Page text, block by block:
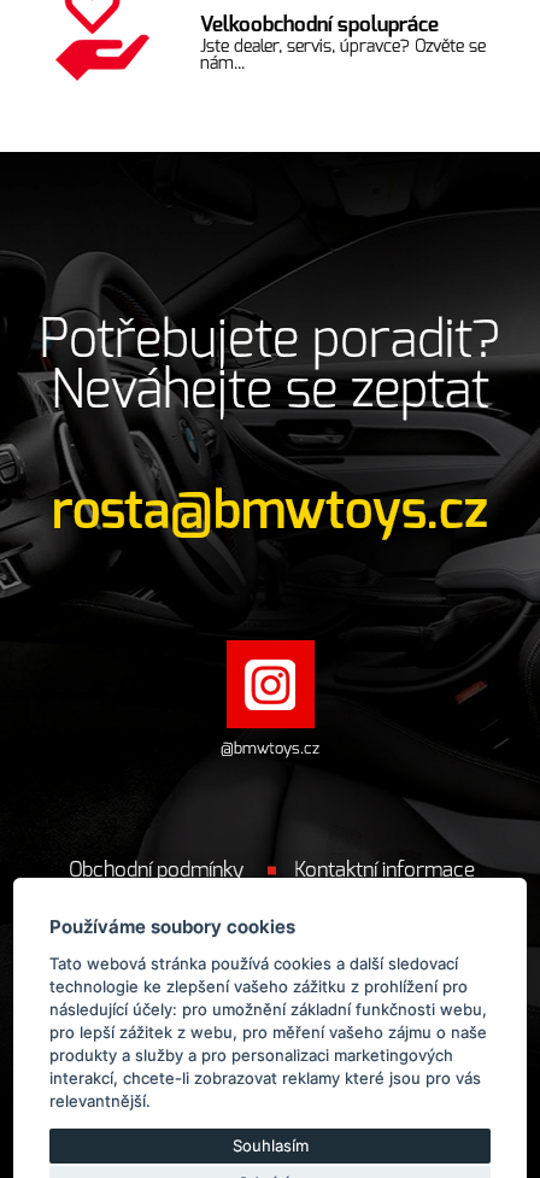
Používáme soubory cookies
Tato webová stránka používá cookies a další sledovací
technologie ke zlepšení vašeho zážitku z prohlížení pro
následující účely: pro umožnění základní funkčnosti webu,
pro lepší zážitek z webu, pro měření vašeho zájmu o naše
produkty a služby a pro personalizaci marketingových
interakcí,chcete-li zobrazovat reklamy které jsou pro vás
relevantnější.
Souhlasím
Velkoobchodní spolupráce
Jste dealer, servis, úpravce? Ozvěte se
nám...
Potřebujete poradit?
Neváhejte se zeptat
rosta@bmwtoys.cz
@bmwtoys.cz
Obchodní podmínky Kontaktní informace
Cookie
Provozovatelem obchodu BMWToys.cz jeManoloDesign s.r.o.